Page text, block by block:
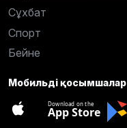
Сұхбат
Спорт
Бейне
Мобильді қосымшалар
Download on the
App Store